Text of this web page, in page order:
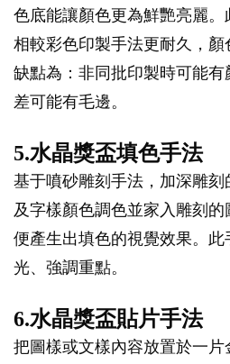
色底能讓顏色更為鮮艷亮麗
相較彩色印製手法更耐久，顏
缺點為：非同批印製時可能
差可能有毛邊。
5.水晶獎盃填色手法
基于噴砂雕刻手法，加深雕
及字樣顏色調色並家入雕刻
便產生出填色的視覺效果。此
光、強調重點。
6.水晶獎盃貼片手法
把圖樣或文樣內容放置於一